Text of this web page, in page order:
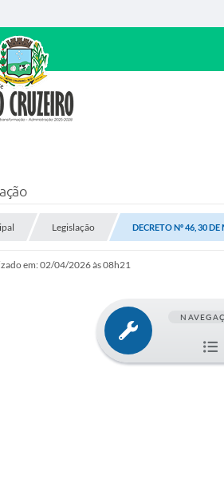
Legislação DECRETO Nº 46, 30
em: 02/04/2026 às 08h21